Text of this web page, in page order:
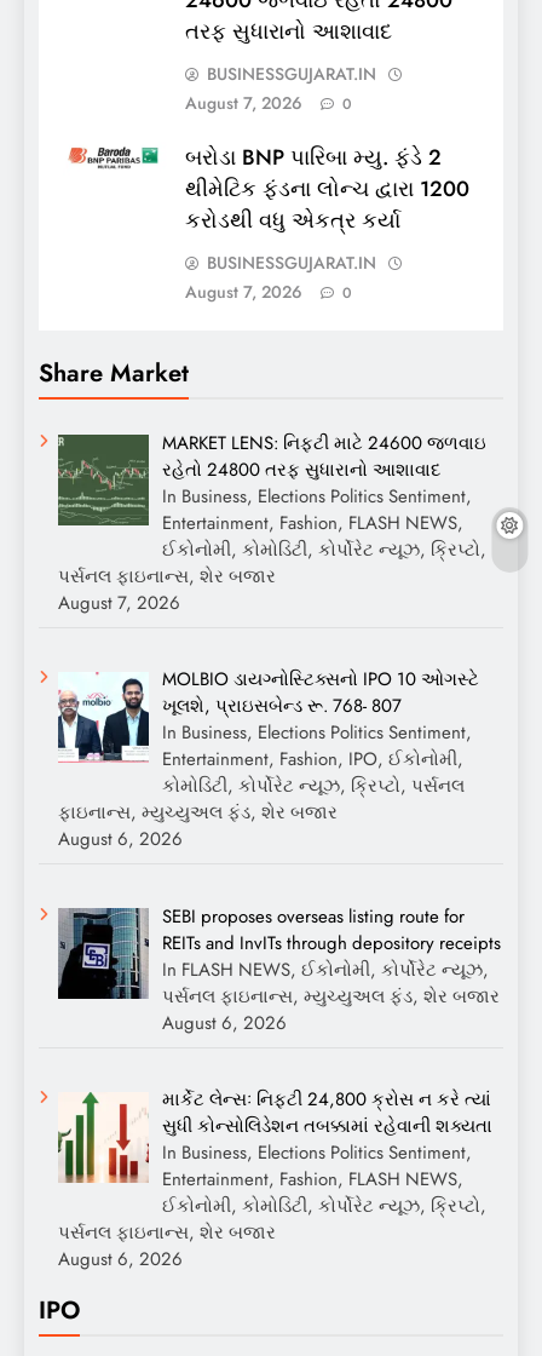
તરફ સુધારાનો આશાવાદ
BUSINESSGUJARAT.IN
August 7, 2026
0
બરોડા BNP પારિબા મ્યુ. ફંડે 2
થીમેટિક ફંડના લોન્ચ દ્વારા 1200
કરોડથી વધુ એકત્ર કર્યા
BUSINESSGUJARAT.IN
August 7, 2026
0
Share Market
MARKET LENS: નિફ્ટી માટે 24600 જળવાઇ
રહેતો 24800 તરફ સુધારાનો આશાવાદ
In Business, Elections Politics Sentiment,
Entertainment, Fashion, FLASH NEWS,
ઈકોનોમી, કોમોડિટી, કોર્પોરેટ ન્યૂઝ, ક્રિપ્ટો,
પર્સનલ ફાઇનાન્સ, શેર બજાર
August 7, 2026
MOLBIO ડાયગ્નોસ્ટિક્સનો IPO 10 ઓગસ્ટે
ખૂલશે, પ્રાઇસબેન્ડ રૂ. 768- 807
In Business, Elections Politics Sentiment,
Entertainment, Fashion, IPO, ઈકોનોમી,
કોમોડિટી, કોર્પોરેટ ન્યૂઝ, ક્રિપ્ટો, પર્સનલ
ફાઇનાન્સ, મ્યુચ્યુઅલ ફંડ, શેર બજાર
August 6, 2026
SEBI proposes overseas listing route for
REITs and InvITs through depository receipts
In FLASH NEWS, ઈકોનોમી, કોર્પોરેટ ન્યૂઝ,
પર્સનલ ફાઇનાન્સ, મ્યુચ્યુઅલ ફંડ, શેર બજાર
August 6, 2026
માર્કેટ લેન્સઃ નિફ્ટી 24,800 ક્રોસ ન કરે ત્યાં
સુધી કોન્સોલિડેશન તબક્કામાં રહેવાની શક્યતા
In Business, Elections Politics Sentiment,
Entertainment, Fashion, FLASH NEWS,
ઈકોનોમી, કોમોડિટી, કોર્પોરેટ ન્યૂઝ, ક્રિપ્ટો,
પર્સનલ ફાઇનાન્સ, શેર બજાર
August 6, 2026
IPO